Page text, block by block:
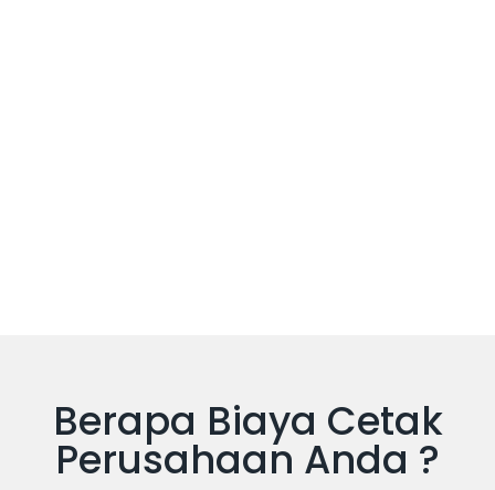
Berapa Biaya Cetak
Perusahaan Anda ?